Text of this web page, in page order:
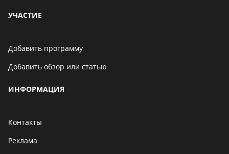
УЧАСТИЕ
Добавить программу
Добавить обзор или статью
ИНФОРМАЦИЯ
Контакты
Реклама